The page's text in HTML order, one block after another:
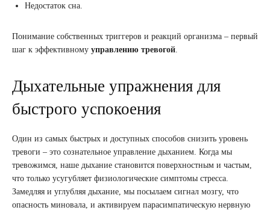
Недостаток сна.
Понимание собственных триггеров и реакций организма – первый
шаг к эффективному управлению тревогой
Дыхательные упражнения для
быстрого успокоения
Один из самых быстрых и доступных способов снизить уровень
тревоги – это сознательное управление дыханием. Когда мы
тревожимся, наше дыхание становится поверхностным и частым,
что только усугубляет физиологические симптомы стресса.
Замедляя и углубляя дыхание, мы посылаем сигнал мозгу, что
опасность миновала, и активируем парасимпатическую нервную